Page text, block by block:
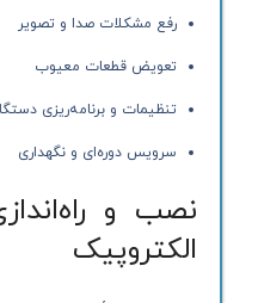
رفع مشکلات صدا و تصویر
تعویض قطعات معیوب
تنظیمات و برنامه‌ریزی
سرویس دوره‌ای و نگهداری
نصب و
الکتروپیک